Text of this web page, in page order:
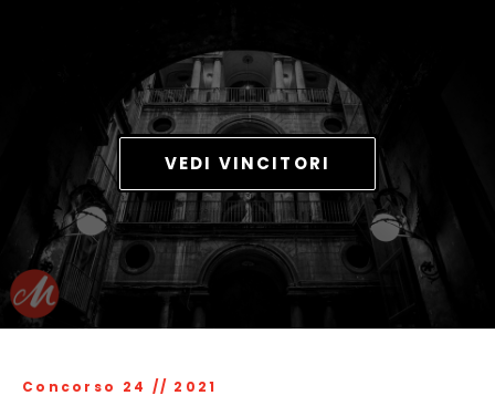
VEDI VINCITORI
Concorso 24 // 2021